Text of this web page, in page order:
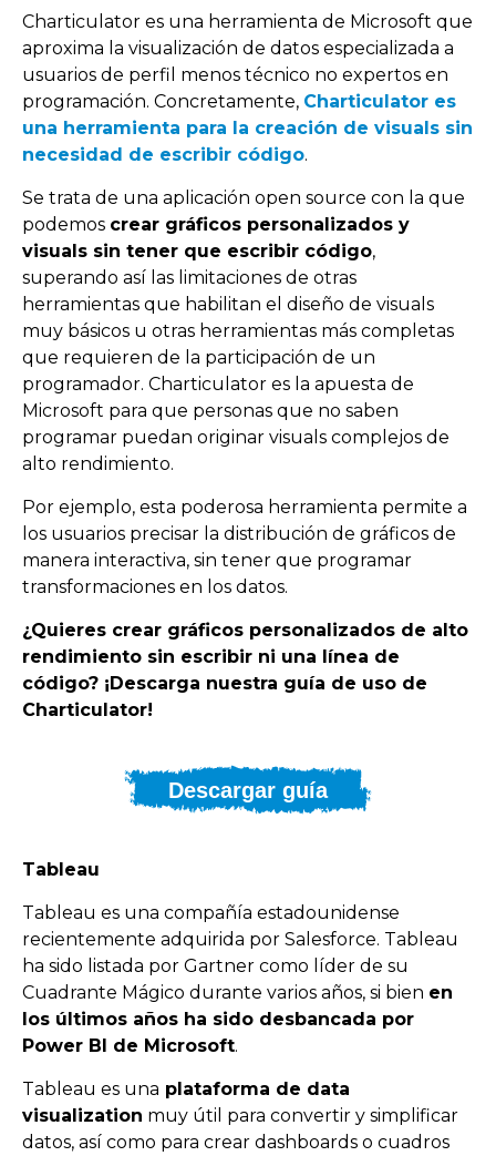
Charticulator es una herramienta de Microsoft que
aproxima la visualización de datos especializada a
usuarios de perfil menos técnico no expertos en
programación. Concretamente, Charticulator es
una herramienta para la creación de visuals sin
necesidad de escribir código.
Se trata de una aplicación open source con la que
podemos crear gráficos personalizados y
visuals sin tener que escribir código,
superando así las limitaciones de otras
herramientas que habilitan el diseño de visuals
muy básicos u otras herramientas más completas
que requieren de la participación de un
programador. Charticulator es la apuesta de
Microsoft para que personas que no saben
programar puedan originar visuals complejos de
alto rendimiento.
Por ejemplo, esta poderosa herramienta permite a
los usuarios precisar la distribución de gráficos de
manera interactiva, sin tener que programar
transformaciones en los datos.
¿Quieres crear gráficos personalizados de alto
rendimiento sin escribir ni una línea de
código? ¡Descarga nuestra guía de uso de
Charticulator!
Descargar guía
Tableau
Tableau es una compañía estadounidense
recientemente adquirida por Salesforce. Tableau
ha sido listada por Gartner como líder de su
Cuadrante Mágico durante varios años, si bien en
los últimos años ha sido desbancada por
Power BI de Microsoft.
Tableau es una plataforma de data
visualization muy útil para convertir y simplificar
datos, así como para crear dashboards o cuadros